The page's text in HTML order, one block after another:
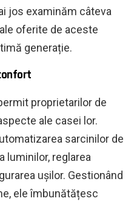
jos examinăm câteva
oferite de aceste
generație.
proprietarilor de
ale casei lor.
sarcinilor de
luminilor, reglarea
ușilor. Gestionând
ele îmbunătățesc